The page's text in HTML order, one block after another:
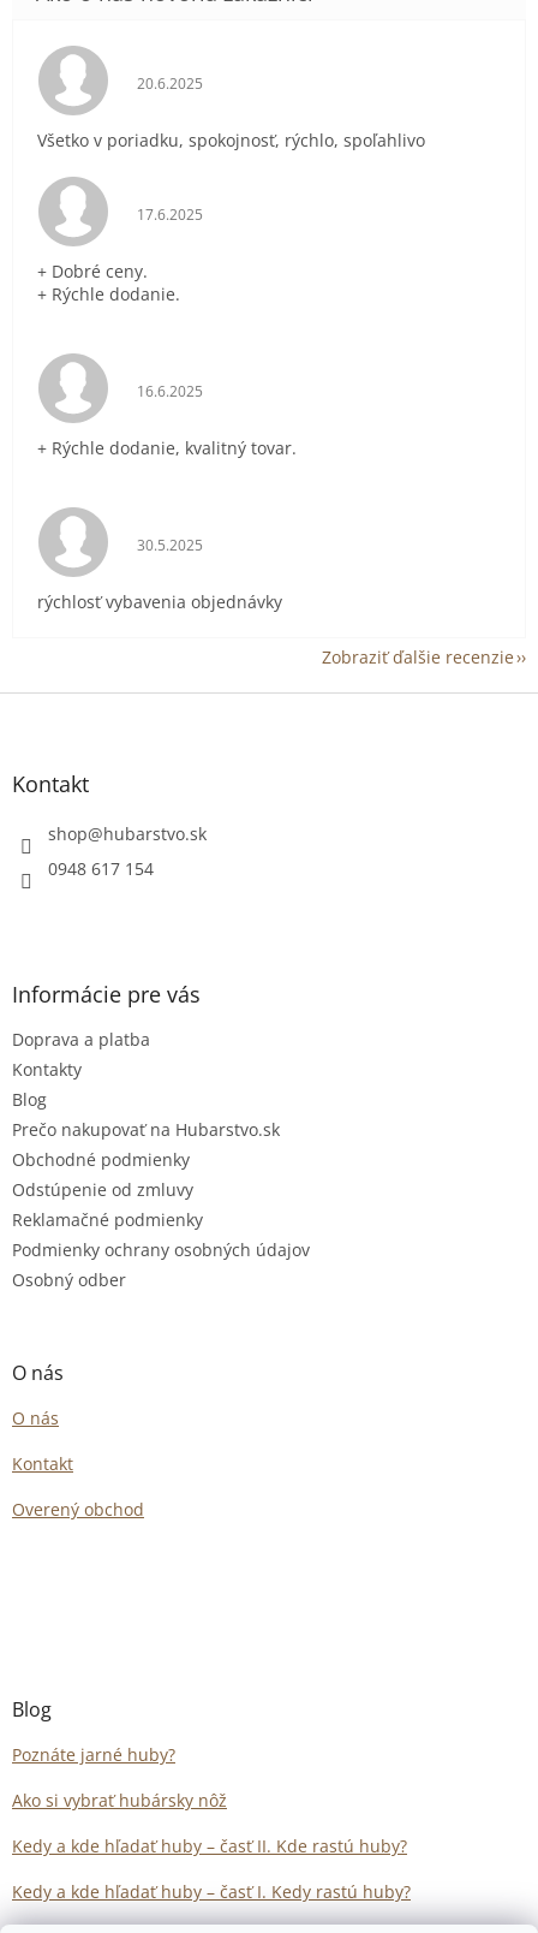
Hodnotenie obchodu je 5 z 5 hviezdičiek.
20.6.2025
Všetko v poriadku, spokojnosť, rýchlo, spoľahlivo
Hodnotenie obchodu je 5 z 5 hviezdičiek.
17.6.2025
+ Dobré ceny.
+ Rýchle dodanie.
Hodnotenie obchodu je 5 z 5 hviezdičiek.
16.6.2025
+ Rýchle dodanie, kvalitný tovar.
Hodnotenie obchodu je 5 z 5 hviezdičiek.
30.5.2025
rýchlosť vybavenia objednávky
Zobraziť ďalšie recenzie
Z
Kontakt
shop@hubarstvo.sk
0948 617 154
Informácie pre vás
Doprava a platba
Kontakty
Blog
Prečo nakupovať na Hubarstvo.sk
Obchodné podmienky
Odstúpenie od zmluvy
Reklamačné podmienky
Podmienky ochrany osobných údajov
Osobný odber
O nás
O nás
Kontakt
Overený obchod
Blog
Poznáte jarné huby?
Ako si vybrať hubársky nôž
Kedy a kde hľadať huby – časť II. Kde rastú huby?
Kedy a kde hľadať huby – časť I. Kedy rastú huby?